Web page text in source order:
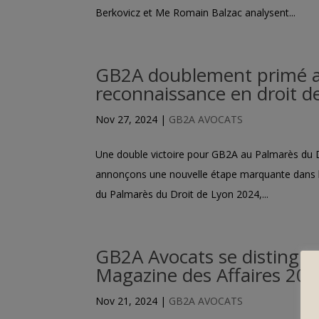
Berkovicz et Me Romain Balzac analysent...
GB2A doublement primé
reconnaissance en droit
Nov 27, 2024 | GB2A AVOCATS
Une double victoire pour GB2A au Palmarès
annonçons une nouvelle étape marquante
du Palmarès du Droit de Lyon 2024,...
GB2A Avocats se
Magazine des Affaires
Nov 21, 2024 | GB2A AVOCATS